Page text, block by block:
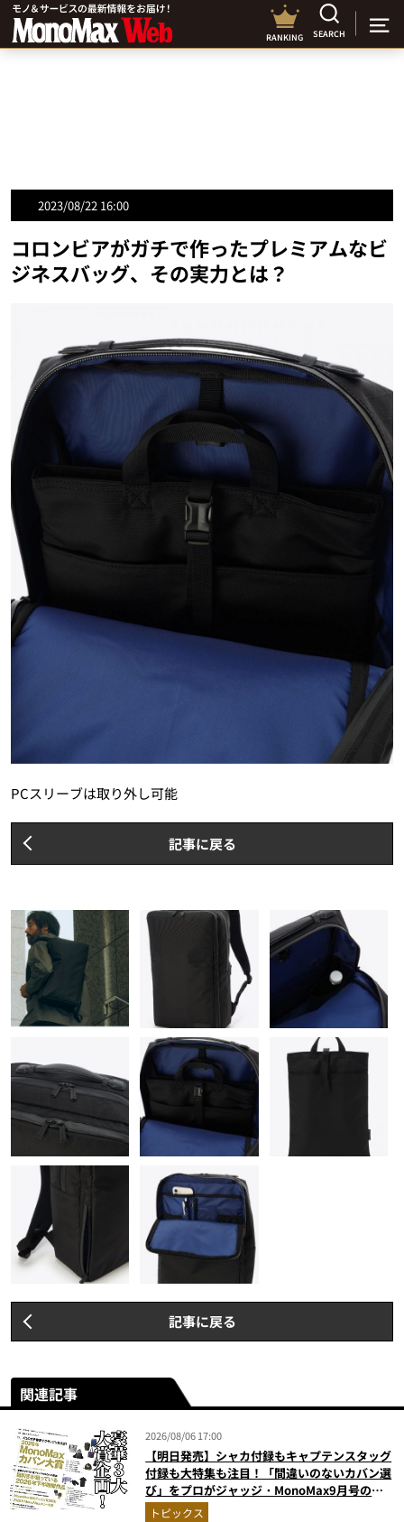
RANKING SEARCH
2023/08/22 16:00
コロンビアがガチで作ったプレミアムなビ
ジネスバッグ、その実力とは？
PCスリーブは取り外し可能
記事に戻る
記事に戻る
関連記事
2026/08/06 17:00
【明日発売】シャカ付録もキャプテンスタッグ
付録も大特集も注目！「間違いのないカバン選
び」をプロがジャッジ・MonoMax9月号の目
次を公開
トピックス